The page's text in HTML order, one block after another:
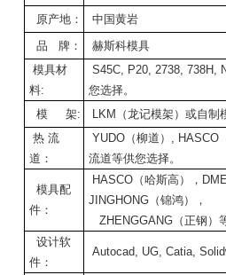
原产地：
中国黄岩
品 牌：
赫斯科模具
模具材
料:
S45C, P20, 2738, 738H,
您选择。
模 架:
LKM（龙记模架）或自制
热 流
道：
YUDO（柳道）, HASCO
流道等供您选择。
模具配
件：
HASCO（哈斯高），
JINGHONG（锦鸿），
ZHENGGANG（正钢）
设计软
件：
Autocad, UG, Catia,